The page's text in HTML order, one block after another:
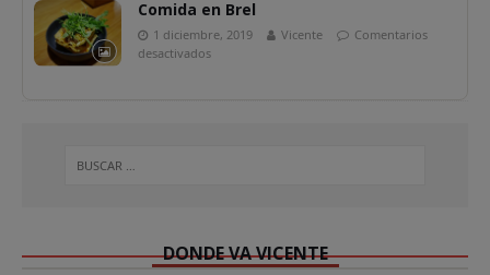
Comida en Brel
1 diciembre, 2019 Vicente
Comentarios
desactivados
DONDE VA VICENTE